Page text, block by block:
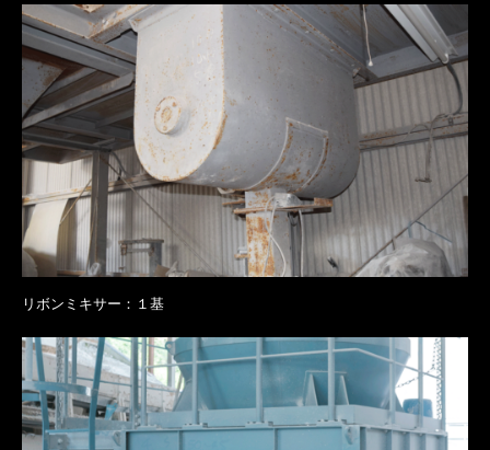
リボンミキサー：１基